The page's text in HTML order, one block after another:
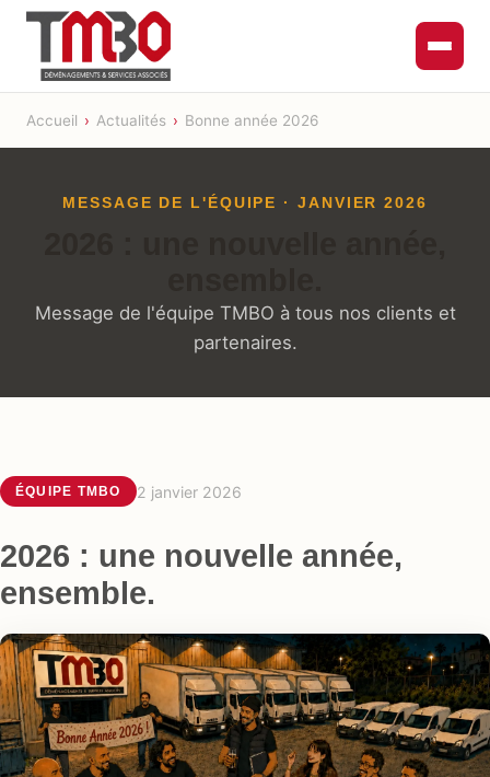
Accueil › Actualités › Bonne année 2026
MESSAGE DE L'ÉQUIPE · JANVIER 2026
Message de l'équipe TMBO à tous nos clients et
partenaires.
ÉQUIPE TMBO 2 janvier 2026
2026 : une nouvelle année,
ensemble.